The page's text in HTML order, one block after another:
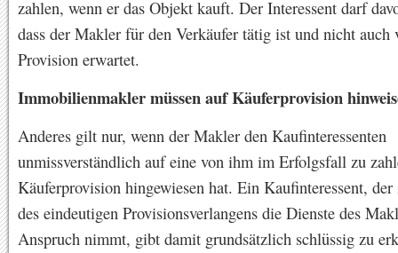
zahlen, wenn er das Objekt kauft. Der Interessent darf
dass der Makler für den Verkäufer tätig ist und nicht auch
Provision erwartet.
Immobilienmakler müssen auf Käuferprovision
Anderes gilt nur, wenn der Makler den Kaufinteressenten
unmissverständlich auf eine von ihm im Erfolgsfall zu
Käuferprovision hingewiesen hat. Ein Kaufinteressent,
des eindeutigen Provisionsverlangens die Dienste des
Anspruch nimmt, gibt damit grundsätzlich schlüssig zu